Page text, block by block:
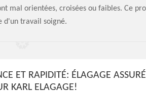
mal orientées, croisées ou faibles. Ce
d'un travail soigné.
ET RAPIDITÉ: ÉLAGAGE
KARL ELAGAGE!